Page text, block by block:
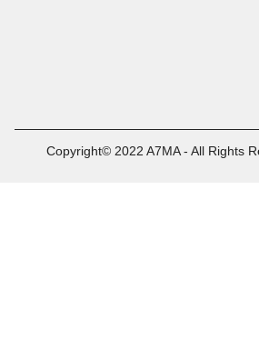
Copyright© 2022 A7MA - All Rights